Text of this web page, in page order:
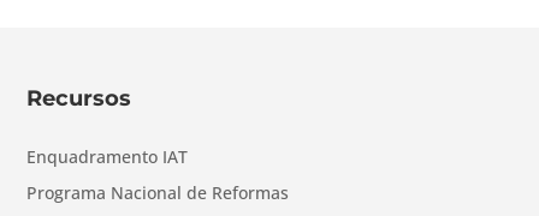
Recursos
Enquadramento IAT
Programa Nacional de Reformas